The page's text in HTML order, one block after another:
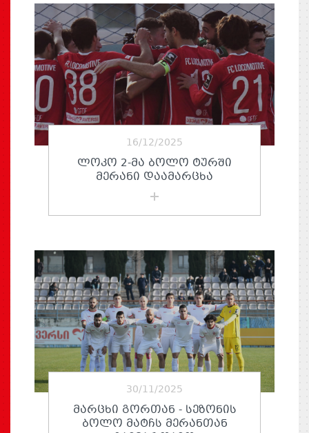
16/12/2025
ᲚᲝᲙᲝ 2-ᲛᲐ ᲑᲝᲚᲝ ᲢᲣᲠᲨᲘ
ᲛᲔᲠᲐᲜᲘ ᲓᲐᲐᲛᲐᲠᲪᲮᲐ
30/11/2025
ᲛᲐᲠᲪᲮᲘ ᲒᲝᲠᲗᲐᲜ - ᲡᲔᲖᲝᲜᲘᲡ
ᲑᲝᲚᲝ ᲛᲐᲢᲩᲡ ᲛᲔᲠᲐᲜᲗᲐᲜ